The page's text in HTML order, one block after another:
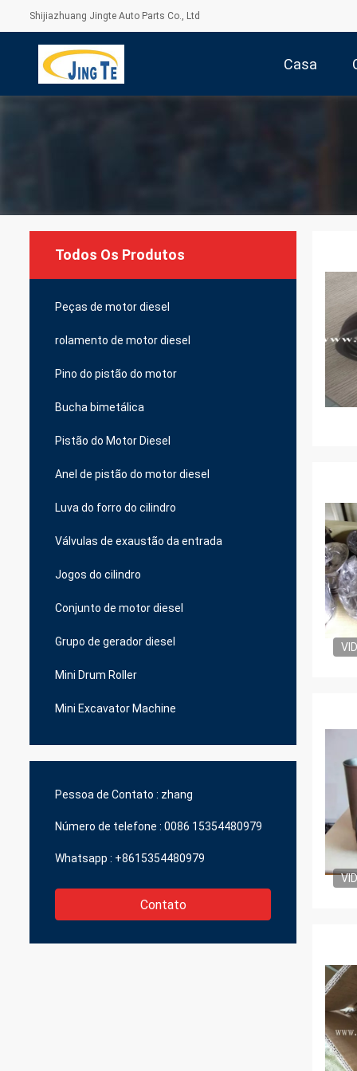
Shijiazhuang Jingte Auto Parts Co., Ltd
Casa
Todos Os Produtos
Peças de motor diesel
rolamento de motor diesel
Pino do pistão do motor
Bucha bimetálica
Pistão do Motor Diesel
Anel de pistão do motor diesel
Luva do forro do cilindro
Válvulas de exaustão da entrada
Jogos do cilindro
Conjunto de motor diesel
Grupo de gerador diesel
Mini Drum Roller
Mini Excavator Machine
Pessoa de Contato : zhang
Número de telefone : 0086 15354480979
Whatsapp : +8615354480979
Contato